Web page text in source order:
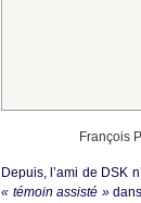
François
Depuis, l’ami de DSK
« témoin assisté »